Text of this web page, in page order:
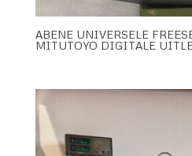
ABENE UNIVERSELE
MITUTOYO DIGITALE